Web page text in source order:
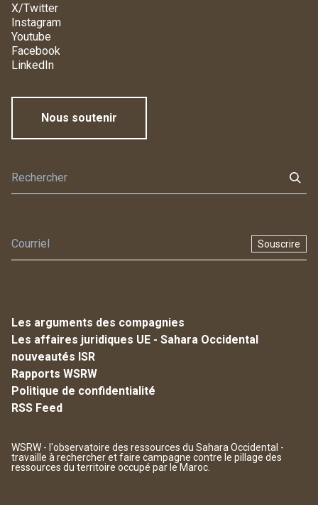
X/Twitter
Instagram
Youtube
Facebook
LinkedIn
Nous soutenir
Souscrire
Les arguments des compagnies
Les affaires juridiques UE - Sahara Occidental
nouveautés ISR
Rapports WSRW
Politique de confidentialité
RSS Feed
WSRW - l'observatoire des ressources du Sahara Occidental -
travaille à rechercher et faire campagne contre le pillage des
ressources du territoire occupé par le Maroc.